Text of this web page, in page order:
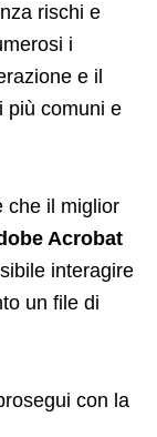
rischi e
i
e il
più comuni e
che il miglior
Acrobat
interagire
un file di
con la